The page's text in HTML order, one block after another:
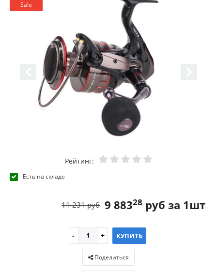
Sale
Рейтинг:
Есть на складе
9 88328 руб за 1шт
11 231 руб
КУПИТЬ
Поделиться